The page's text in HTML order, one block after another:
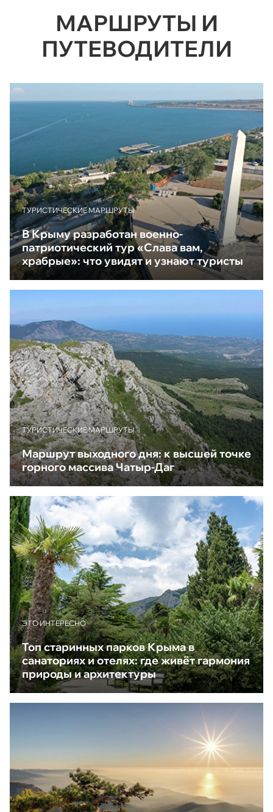
МАРШРУТЫ И
ПУТЕВОДИТЕЛИ
ТУРИСТИЧЕСКИЕ МАРШРУТЫ
В Крыму разработан военно-
патриотический тур «Слава вам,
храбрые»: что увидят и узнают туристы
ТУРИСТИЧЕСКИЕ МАРШРУТЫ
Маршрут выходного дня: к высшей точке
горного массива Чатыр-Даг
ЭТО ИНТЕРЕСНО
Топ старинных парков Крыма в
санаториях и отелях: где живёт гармония
природы и архитектуры